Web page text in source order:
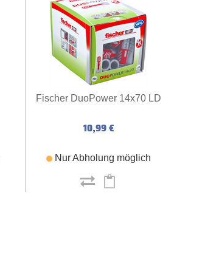
Fischer DuoPower 14x70 LD
10,99 €
Nur Abholung möglich